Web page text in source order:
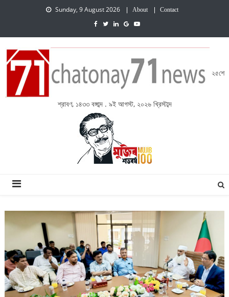
Sunday, 9 August 2026 About Contact
২৫শে
শ্রাবণ, ১৪৩৩ বঙ্গাব্দ . ৯ই আগস্ট, ২০২৬ খ্রিস্টাব্দ